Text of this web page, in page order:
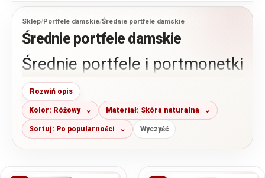
Sklep/Portfele damskie/Średnie portfele damskie
Średnie portfele damskie
Średnie portfele i portmonetki
damskie
Średnie portfele damskie łączą w sobie optymalną pojemność
z wygodnymi wymiarami. Dzięki temu są uwielbiane przez
kobiety. Mieszczą bez trudu zarówno gotówkę w postaci
Rozwiń opis
Kolor: Różowy Materiał: Skóra naturalna
Sortuj: Po popularności Wyczyść